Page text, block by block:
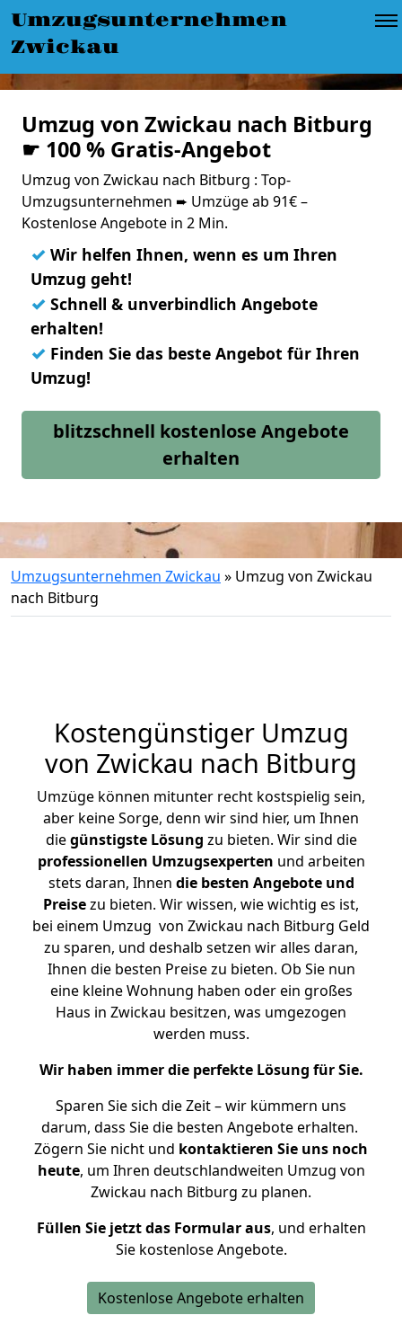
Umzugsunternehmen
Zwickau
Umzug von Zwickau nach Bitburg
☛ 100 % Gratis-Angebot
Umzug von Zwickau nach Bitburg : Top-
Umzugsunternehmen ➨ Umzüge ab 91€ –
Kostenlose Angebote in 2 Min.
✓ Wir helfen Ihnen, wenn es um Ihren
Umzug geht!
✓ Schnell & unverbindlich Angebote
erhalten!
✓ Finden Sie das beste Angebot für Ihren
Umzug!
blitzschnell kostenlose Angebote
erhalten
Umzugsunternehmen Zwickau » Umzug von Zwickau
nach Bitburg
Kostengünstiger Umzug
von Zwickau nach Bitburg
Umzüge können mitunter recht kostspielig sein,
aber keine Sorge, denn wir sind hier, um Ihnen
diegünstigste Lösung zu bieten. Wir sind die
professionellen Umzugsexperten und arbeiten
stets daran, Ihnen die besten Angebote und
Preisezu bieten. Wir wissen, wie wichtig es ist,
bei einem Umzug von Zwickau nach Bitburg Geld
zu sparen, und deshalb setzen wir alles daran,
Ihnen die besten Preise zu bieten. Ob Sie nun
eine kleine Wohnung haben oder ein großes
Haus in Zwickau besitzen, was umgezogen
werden muss.
Wir haben immer die perfekte Lösung für Sie.
Sparen Sie sich die Zeit – wir kümmern uns
darum, dass Sie die besten Angebote erhalten.
Zögern Sie nicht und kontaktieren Sie uns noch
heute, um Ihren deutschlandweiten Umzug von
Zwickau nach Bitburg zu planen.
Füllen Sie jetzt das Formular aus, und erhalten
Sie kostenlose Angebote.
Kostenlose Angebote erhalten